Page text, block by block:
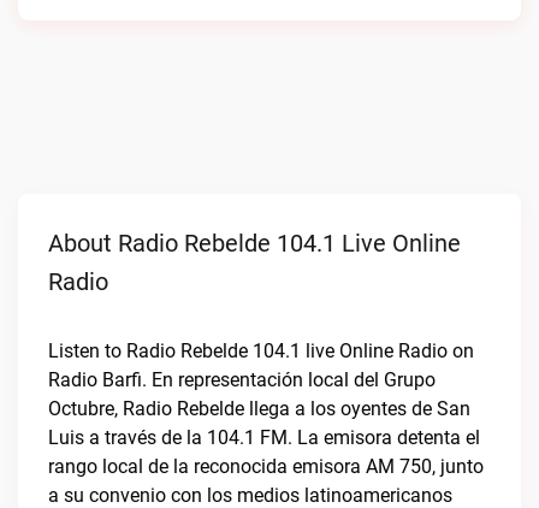
About Radio Rebelde 104.1 Live Online
Radio
Listen to Radio Rebelde 104.1 live Online Radio on
Radio Barfi. En representación local del Grupo
Octubre, Radio Rebelde llega a los oyentes de San
Luis a través de la 104.1 FM. La emisora detenta el
rango local de la reconocida emisora AM 750, junto
a su convenio con los medios latinoamericanos